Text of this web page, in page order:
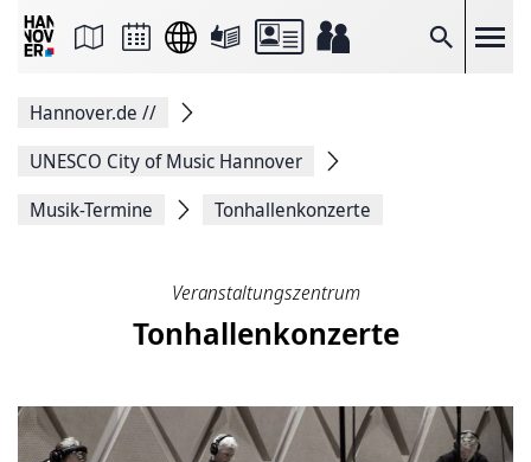
Suche
Seite
Facebook
teilen
Seitenlink
Hannover.de //
UNESCO City of Music Hannover
Musik-Termine
Tonhallenkonzerte
Veranstaltungszentrum
Tonhallenkonzerte